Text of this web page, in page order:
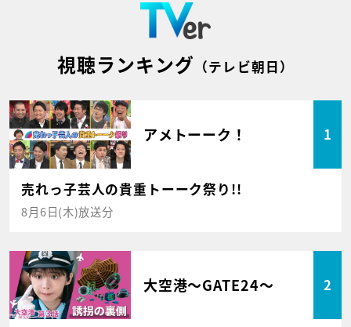
視聴ランキング （テレビ朝日）
アメトーーク！ 1
売れっ子芸人の貴重トーーク祭り!!
8月6日(木)放送分
大空港～GATE24～ 2